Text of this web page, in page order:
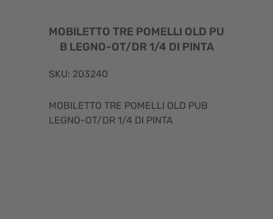
MOBILETTO TRE POMELLI OLD PU
B LEGNO-OT/DR 1/4 DI PINTA
SKU: 203240
MOBILETTO TRE POMELLI OLD PUB
LEGNO-OT/DR 1/4 DI PINTA